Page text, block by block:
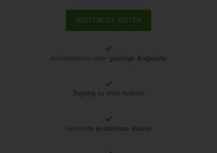
KOSTENLOS TESTEN
Informationen über günstige Angebote
Zugang zu allen Artikeln
Hunderte kostenlose Videos